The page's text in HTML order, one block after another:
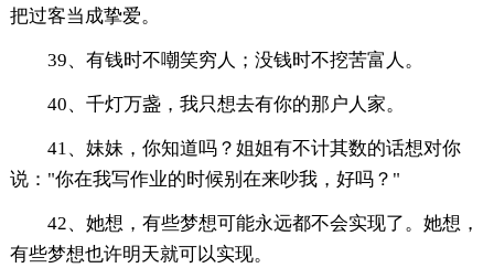
把过客当成挚爱。
39、有钱时不嘲笑穷人；没钱时不挖苦富人。
40、千灯万盏，我只想去有你的那户人家。
41、妹妹，你知道吗？姐姐有不计其数的话想对你
说："你在我写作业的时候别在来吵我，好吗？"
42、她想，有些梦想可能永远都不会实现了。她想，
有些梦想也许明天就可以实现。